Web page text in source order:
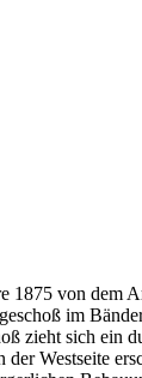
von
im
zieht sich ein
Westseite